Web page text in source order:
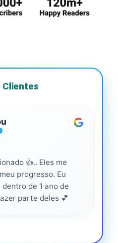
Clientes
👍.. Eles me
progresso. Eu
de 1 ano de
parte deles 💕